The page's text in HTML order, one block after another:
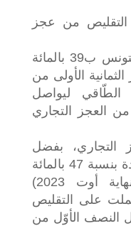
التقليص من عجز
مقابل تراجع العجز التجاري لتونس ب39 بالمائة
الثمانية الأولى من
الطّاقي ليواصل
العجز التجاري
التجاري، بفضل
تحسّن العائدات السياحية (زيادة بنسبة 47 بالمائة
على المدى السنوي إلى نهاية أوت 2023)
على التقليص
النصف الأوّل من